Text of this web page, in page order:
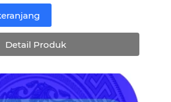
Detail Produk